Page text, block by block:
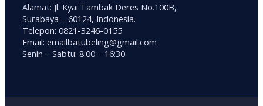
Alamat: Jl. Kyai Tambak Deres No.100B,
Surabaya – 60124, Indonesia.
Telepon: 0821-3246-0155
Email: emailbatubeling@gmail.com
Senin – Sabtu: 8:00 – 16:30